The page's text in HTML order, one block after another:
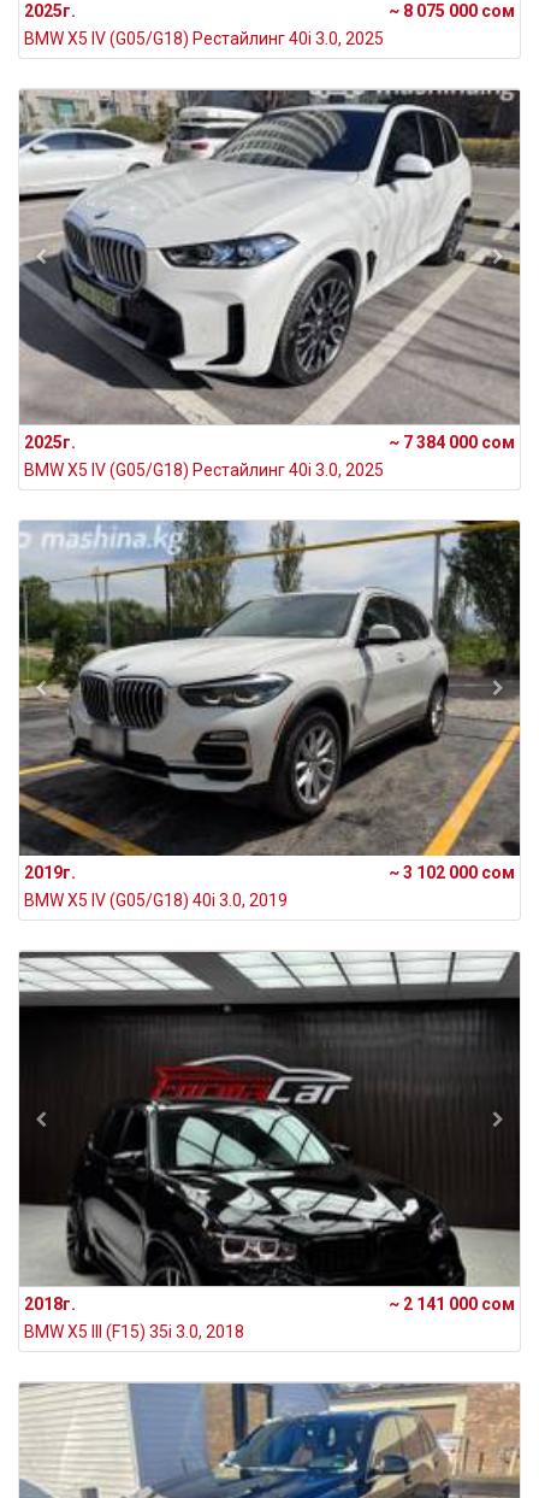
2025г.
~ 8 075 000 сом
BMW X5 IV (G05/G18) Рестайлинг 40i 3.0, 2025
2025г.
~ 7 384 000 сом
BMW X5 IV (G05/G18) Рестайлинг 40i 3.0, 2025
2019г.
~ 3 102 000 сом
BMW X5 IV (G05/G18) 40i 3.0, 2019
2018г.
~ 2 141 000 сом
BMW X5 III (F15) 35i 3.0, 2018